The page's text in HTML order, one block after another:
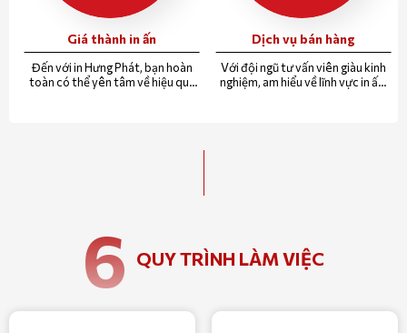
Giá thành in ấn
Đến với in Hưng Phát, bạn hoàn
toàn có thể yên tâm về hiệu quả
Dịch vụ bán hàng
Với đội ngũ tư vấn viên giàu kinh
nghiệm, am hiểu về lĩnh vực in ấn.
6 QUY TRÌNH LÀM VIỆC